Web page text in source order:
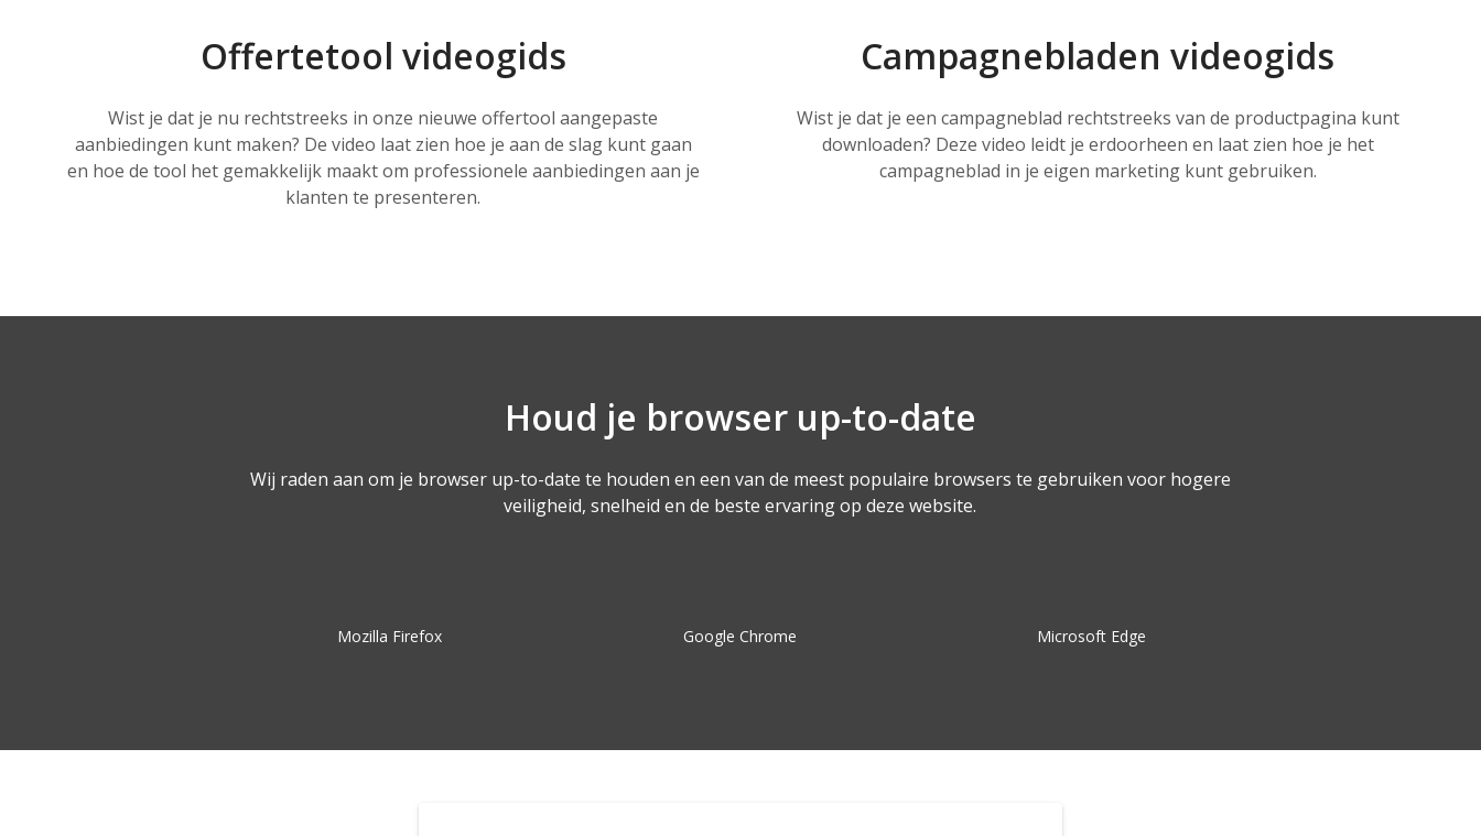
Offertetool videogids
Wist je dat je nu rechtstreeks in onze nieuwe offertool aangepaste
aanbiedingen kunt maken? De video laat zien hoe je aan de slag kunt gaan
en hoe de tool het gemakkelijk maakt om professionele aanbiedingen aan je
klanten te presenteren.
Campagnebladen videogids
Wist je dat je een campagneblad rechtstreeks van de productpagina kunt
downloaden? Deze video leidt je erdoorheen en laat zien hoe je het
campagneblad in je eigen marketing kunt gebruiken.
Houd je browser up-to-date
Wij raden aan om je browser up-to-date te houden en een van de meest populaire browsers te gebruiken voor hogere
veiligheid, snelheid en de beste ervaring op deze website.
Mozilla Firefox Google Chrome Microsoft Edge